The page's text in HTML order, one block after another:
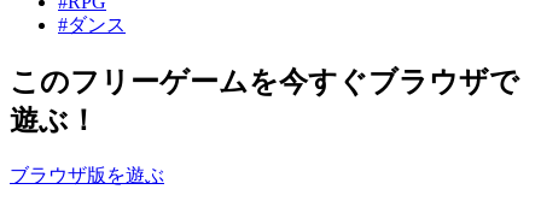
#ダンス
このフリーゲームを今すぐブラウザで
遊ぶ！
ブラウザ版を遊ぶ